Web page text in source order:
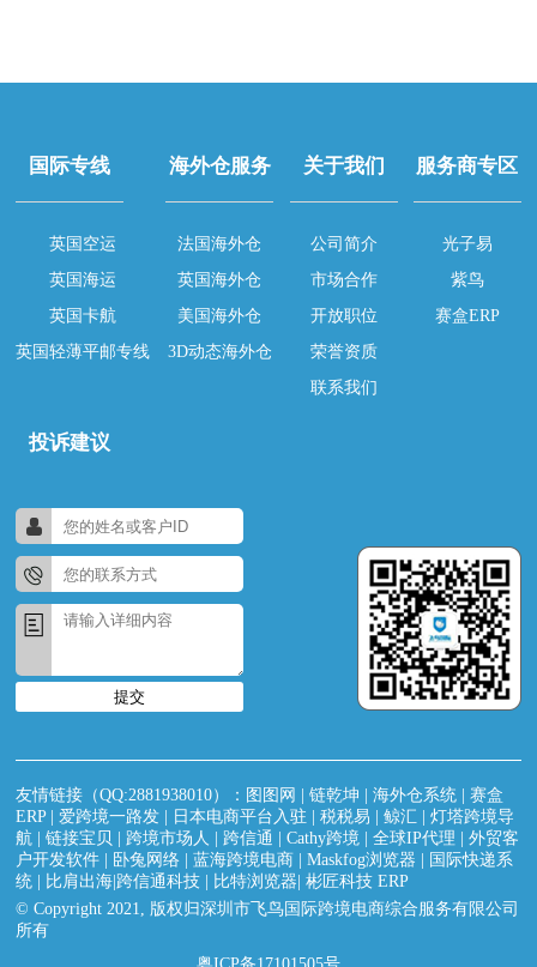
国际专线
英国空运
英国海运
英国卡航
英国轻薄平邮专线
海外仓服务
法国海外仓
英国海外仓
美国海外仓
3D动态海外仓
关于我们
公司简介
市场合作
开放职位
荣誉资质
联系我们
服务商专区
光子易
紫鸟
赛盒ERP
投诉建议
提交
友情链接（QQ:2881938010）： 图图网 |链乾坤 |海外仓系统 |赛盒
ERP|爱跨境一路发 日本电商平台入驻 |税税易 |鲸汇 |灯塔跨境导
航 |链接宝贝 |跨境市场人 |跨信通 |Cathy跨境 |全球IP代理 |外贸客
户开发软件
卧兔网络 |蓝海跨境电商 |Maskfog浏览器
国际快递系
统
比肩出海|跨信通科技 比特浏览器 |彬匠科技 ERP
© Copyright 2021, 版权归深圳市飞鸟国际跨境电商综合服务有限公司
所有